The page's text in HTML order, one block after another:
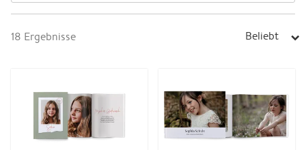
18 Ergebnisse Beliebt arrow_right